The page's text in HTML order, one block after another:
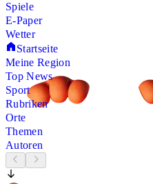
Spiele
E-Paper
Wetter
Startseite
Meine Region
Top News
Sport
Rubriken
Orte
Themen
Autoren